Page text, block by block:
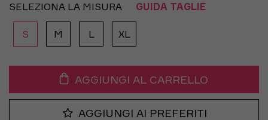
SELEZIONA LA MISURA GUIDA TAGLIE
S M L XL
AGGIUNGI AL CARRELLO
AGGIUNGI AI PREFERITI